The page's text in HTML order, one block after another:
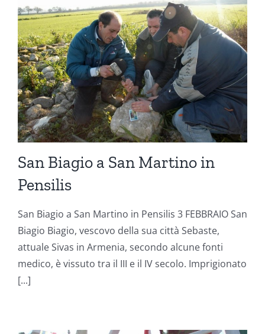
San Biagio a San Martino in
Pensilis
San Biagio a San Martino in Pensilis 3 FEBBRAIO San
Biagio Biagio, vescovo della sua città Sebaste,
attuale Sivas in Armenia, secondo alcune fonti
medico, è vissuto tra il III e il IV secolo. Imprigionato
[...]